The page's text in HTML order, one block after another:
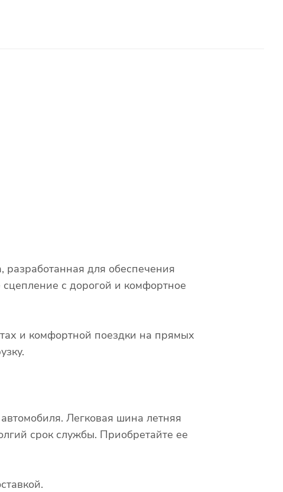
для обеспечения
с дорогой и комфортное
и комфортной поездки на прямых
Легковая шина летняя
срок службы. Приобретайте ее